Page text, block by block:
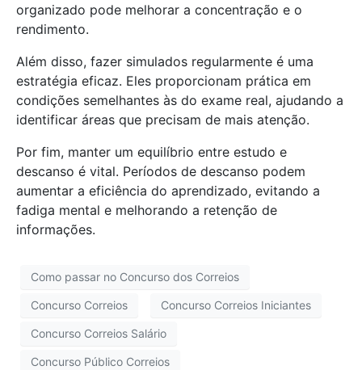
organizado pode melhorar a concentração e o
rendimento.
Além disso, fazer simulados regularmente é uma
estratégia eficaz. Eles proporcionam prática em
condições semelhantes às do exame real, ajudando a
identificar áreas que precisam de mais atenção.
Por fim, manter um equilíbrio entre estudo e
descanso é vital. Períodos de descanso podem
aumentar a eficiência do aprendizado, evitando a
fadiga mental e melhorando a retenção de
informações.
Como passar no Concurso dos Correios
Concurso Correios Concurso Correios Iniciantes
Concurso Correios Salário
Concurso Público Correios